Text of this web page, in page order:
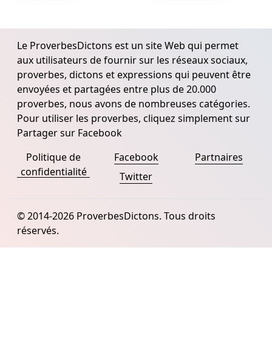
Le ProverbesDictons est un site Web qui permet
aux utilisateurs de fournir sur les réseaux sociaux,
proverbes, dictons et expressions qui peuvent être
envoyées et partagées entre plus de 20.000
proverbes, nous avons de nombreuses catégories.
Pour utiliser les proverbes, cliquez simplement sur
Partager sur Facebook
Politique de
confidentialité
Facebook
Twitter
Partnaires
© 2014-2026 ProverbesDictons. Tous droits
réservés.